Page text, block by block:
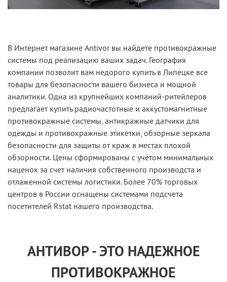
В Интернет магазине Antivor вы найдете противокражные
системы под реализацию ваших задач. География
компании позволит вам недорого купить в Липецке все
товары для безопасности вашего бизнеса и мощной
аналитики. Одна из крупнейших компаний-ритейлеров
предлагает купить радиочастотные и аккустомагнитные
противокражные системы, антикражные датчики для
одежды и противокражные этикетки, обзорные зеркала
безопасности для защиты от краж в местах плохой
обзорности. Цены сформированы с учётом минимальных
наценок за счет наличия собственного производста и
отлаженной системы логистики. Более 70% торговых
центров в России оснащены системами подсчета
посетителей Rstat нашего производства.
АНТИВОР - ЭТО НАДЕЖНОЕ
ПРОТИВОКРАЖНОЕ